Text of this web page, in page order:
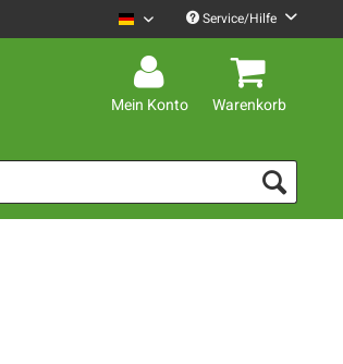
Mario Barth Deutsch
Service/Hilfe
Mein Konto Warenkorb